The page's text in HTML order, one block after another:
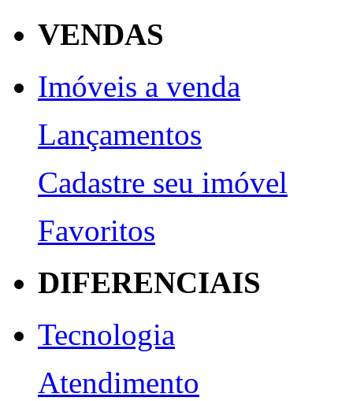
VENDAS
Imóveis a venda
Lançamentos
Cadastre seu imóvel
Favoritos
DIFERENCIAIS
Tecnologia
Atendimento